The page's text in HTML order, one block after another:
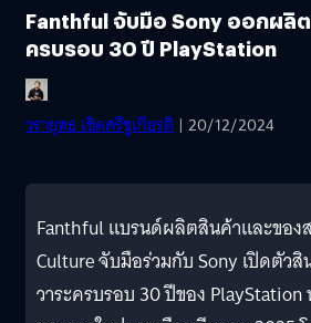
Fanthful จับมือ Sony ออกผลิ
ครบรอบ 30 ปี PlayStation
วรายุทธ เชิดศรีชูเกียรติ | 20/12/2024
Fanthful แบรนด์ผลิตสินค้าและของ
Culture จับมือร่วมกับ Sony เปิดตัว
วาระครบรอบ 30 ปีของ